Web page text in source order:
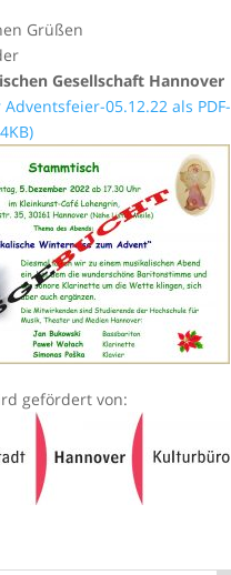
Grüßen
Gesellschaft Hannover
Adventsfeier-05.12.22als PDF-
gefördert von: